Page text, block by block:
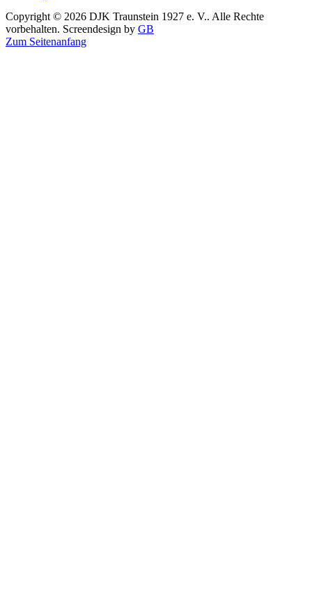
Copyright © 2026 DJK Traunstein 1927 e. V.. Alle Rechte
vorbehalten. Screendesign by GB
Zum Seitenanfang